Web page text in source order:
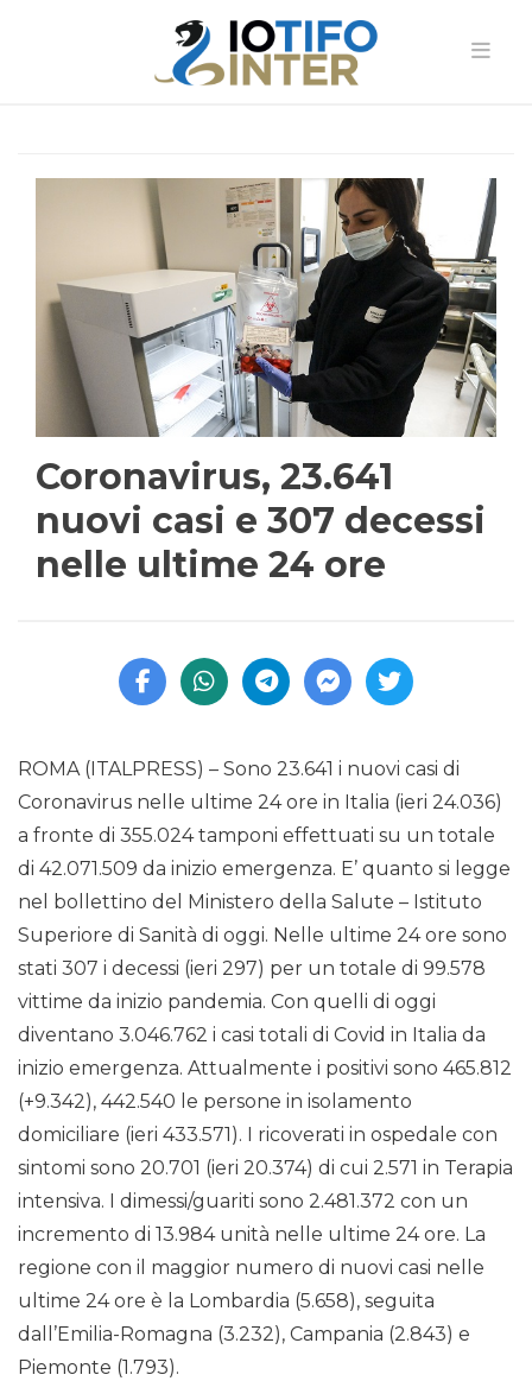
Coronavirus, 23.641
nuovi casi e 307 decessi
nelle ultime 24 ore
ROMA (ITALPRESS) – Sono 23.641 i nuovi casi di
Coronavirus nelle ultime 24 ore in Italia (ieri 24.036)
a fronte di 355.024 tamponi effettuati su un totale
di 42.071.509 da inizio emergenza. E’ quanto si legge
nel bollettino del Ministero della Salute – Istituto
Superiore di Sanità di oggi. Nelle ultime 24 ore sono
stati 307 i decessi (ieri 297) per un totale di 99.578
vittime da inizio pandemia. Con quelli di oggi
diventano 3.046.762 i casi totali di Covid in Italia da
inizio emergenza. Attualmente i positivi sono 465.812
(+9.342), 442.540 le persone in isolamento
domiciliare (ieri 433.571). I ricoverati in ospedale con
sintomi sono 20.701 (ieri 20.374) di cui 2.571 in Terapia
intensiva. I dimessi/guariti sono 2.481.372 con un
incremento di 13.984 unità nelle ultime 24 ore. La
regione con il maggior numero di nuovi casi nelle
ultime 24 ore è la Lombardia (5.658), seguita
dall’Emilia-Romagna (3.232), Campania (2.843) e
Piemonte (1.793).